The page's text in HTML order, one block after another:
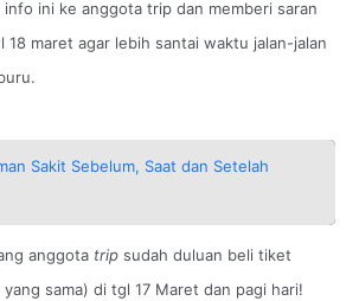
info ini ke anggota trip dan memberi saran
maret agar lebih santai waktu jalan-jalan
Sakit Sebelum, Saat dan Setelah
anggota trip sudah duluan beli tiket
sama) di tgl 17 Maret dan pagi hari!